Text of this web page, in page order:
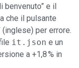
benvenuto” e il
che il pulsante
(inglese) per errore.
it.json e un
a +1,8 % in